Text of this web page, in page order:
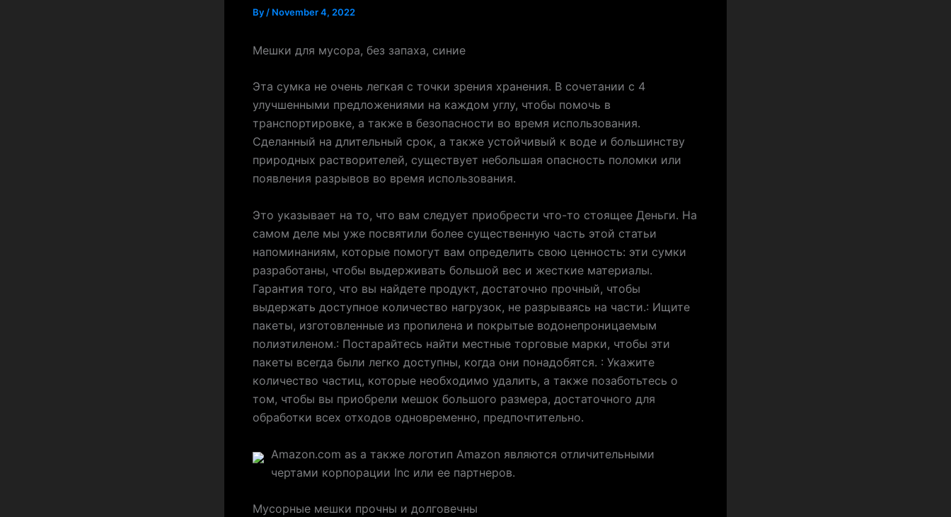
By / November 4, 2022
Мешки для мусора, без запаха, синие
Эта сумка не очень легкая с точки зрения хранения. В сочетании с 4
улучшенными предложениями на каждом углу, чтобы помочь в
транспортировке, а также в безопасности во время использования.
Сделанный на длительный срок, а также устойчивый к воде и большинству
природных растворителей, существует небольшая опасность поломки или
появления разрывов во время использования.
Это указывает на то, что вам следует приобрести что-то стоящее Деньги. На
самом деле мы уже посвятили более существенную часть этой статьи
напоминаниям, которые помогут вам определить свою ценность: эти сумки
разработаны, чтобы выдерживать большой вес и жесткие материалы.
Гарантия того, что вы найдете продукт, достаточно прочный, чтобы
выдержать доступное количество нагрузок, не разрываясь на части.: Ищите
пакеты, изготовленные из пропилена и покрытые водонепроницаемым
полиэтиленом.: Постарайтесь найти местные торговые марки, чтобы эти
пакеты всегда были легко доступны, когда они понадобятся. : Укажите
количество частиц, которые необходимо удалить, а также позаботьтесь о
том, чтобы вы приобрели мешок большого размера, достаточного для
обработки всех отходов одновременно, предпочтительно.
Amazon.com as а также логотип Amazon являются отличительными
чертами корпорации Inc или ее партнеров.
Мусорные мешки прочны и долговечны